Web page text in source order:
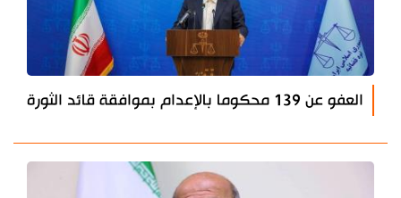
العفو عن 139 محكوما بالإعدام بموافقة قائد الثورة